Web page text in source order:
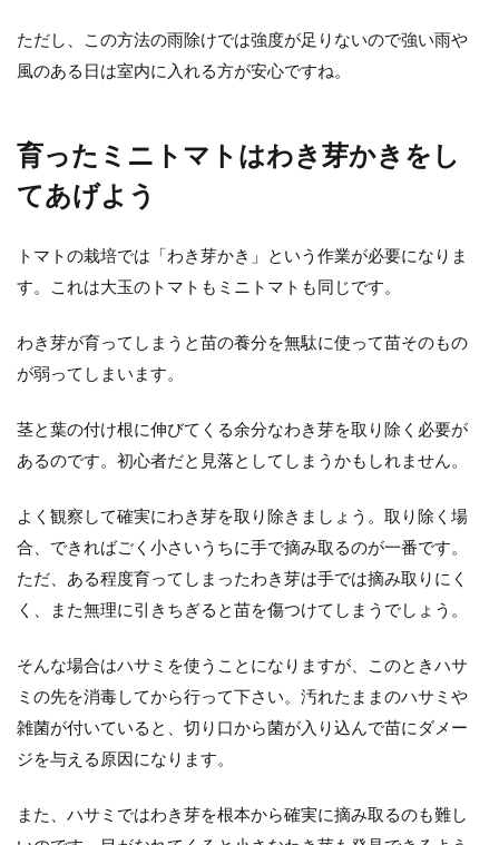
ただし、この方法の雨除けでは強度が足りないので強い雨や
風のある日は室内に入れる方が安心ですね。
育ったミニトマトはわき芽かきをし
てあげよう
トマトの栽培では「わき芽かき」という作業が必要になりま
す。これは大玉のトマトもミニトマトも同じです。
わき芽が育ってしまうと苗の養分を無駄に使って苗そのもの
が弱ってしまいます。
茎と葉の付け根に伸びてくる余分なわき芽を取り除く必要が
あるのです。初心者だと見落としてしまうかもしれません。
よく観察して確実にわき芽を取り除きましょう。取り除く場
合、できればごく小さいうちに手で摘み取るのが一番です。
ただ、ある程度育ってしまったわき芽は手では摘み取りにく
く、また無理に引きちぎると苗を傷つけてしまうでしょう。
そんな場合はハサミを使うことになりますが、このときハサ
ミの先を消毒してから行って下さい。汚れたままのハサミや
雑菌が付いていると、切り口から菌が入り込んで苗にダメー
ジを与える原因になります。
また、ハサミではわき芽を根本から確実に摘み取るのも難し